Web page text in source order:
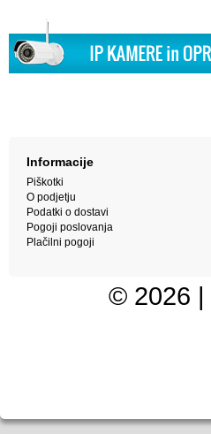
Informacije
Piškotki
O podjetju
Podatki o dostavi
Pogoji poslovanja
Plačilni pogoji
© 2026 |